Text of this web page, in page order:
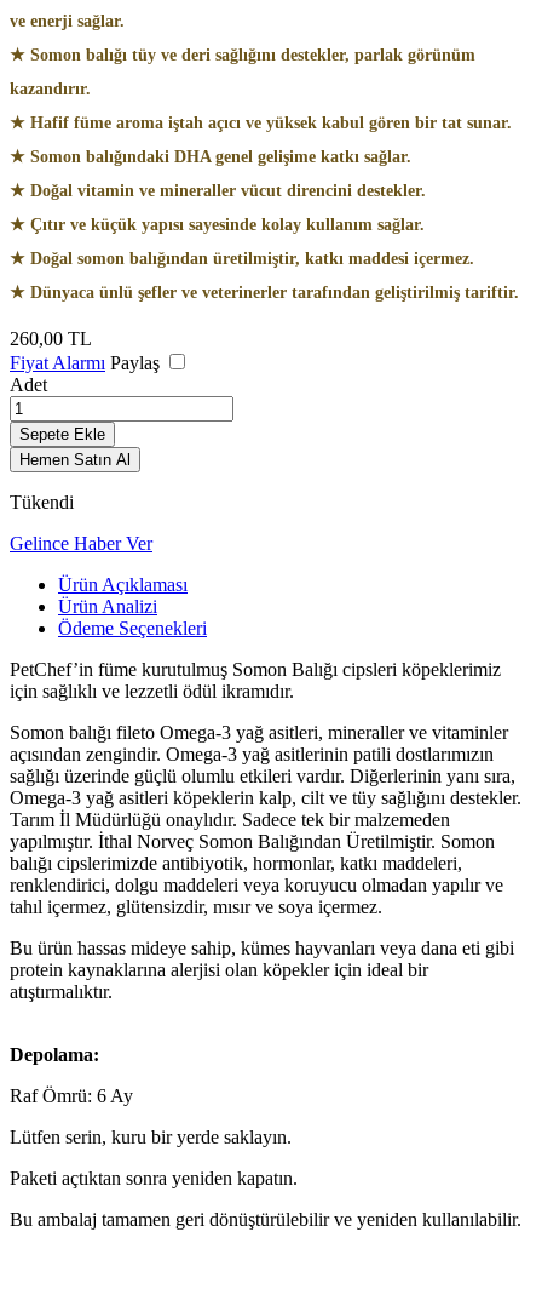
ve enerji sağlar.
★ Somon balığı tüy ve deri sağlığını destekler, parlak görünüm
kazandırır.
★ Hafif füme aroma iştah açıcı ve yüksek kabul gören bir tat sunar.
★ Somon balığındaki DHA genel gelişime katkı sağlar.
★ Doğal vitamin ve mineraller vücut direncini destekler.
★ Çıtır ve küçük yapısı sayesinde kolay kullanım sağlar.
★ Doğal somon balığından üretilmiştir, katkı maddesi içermez.
★ Dünyaca ünlü şefler ve veterinerler tarafından geliştirilmiş tariftir.
260,00 TL
Fiyat Alarmı Paylaş
Adet
Sepete Ekle
Hemen Satın Al
Tükendi
Gelince Haber Ver
Ürün Açıklaması
Ürün Analizi
Ödeme Seçenekleri
PetChef’in füme kurutulmuş Somon Balığı cipsleri köpeklerimiz
için sağlıklı ve lezzetli ödül ikramıdır.
Somon balığı fileto Omega-3 yağ asitleri, mineraller ve vitaminler
açısından zengindir. Omega-3 yağ asitlerinin patili dostlarımızın
sağlığı üzerinde güçlü olumlu etkileri vardır. Diğerlerinin yanı sıra,
Omega-3 yağ asitleri köpeklerin kalp, cilt ve tüy sağlığını destekler.
Tarım İl Müdürlüğü onaylıdır. Sadece tek bir malzemeden
yapılmıştır. İthal Norveç Somon Balığından Üretilmiştir. Somon
balığı cipslerimizde antibiyotik, hormonlar, katkı maddeleri,
renklendirici, dolgu maddeleri veya koruyucu olmadan yapılır ve
tahıl içermez, glütensizdir, mısır ve soya içermez.
Bu ürün hassas mideye sahip, kümes hayvanları veya dana eti gibi
protein kaynaklarına alerjisi olan köpekler için ideal bir
atıştırmalıktır.
Depolama:
Raf Ömrü: 6 Ay
Lütfen serin, kuru bir yerde saklayın.
Paketi açtıktan sonra yeniden kapatın.
Bu ambalaj tamamen geri dönüştürülebilir ve yeniden kullanılabilir.